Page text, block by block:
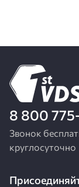
8 800
Звонок
круглосуточно